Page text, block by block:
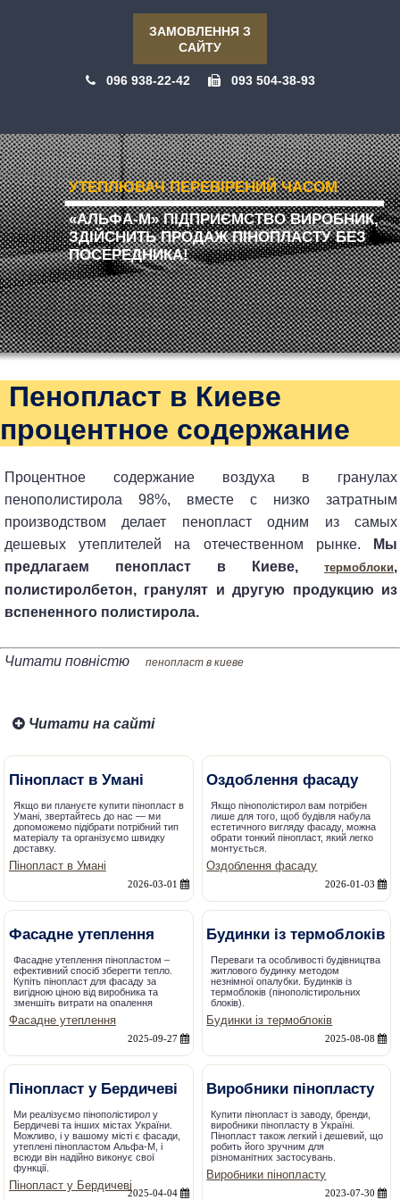
ЗАМОВЛЕННЯ З
САЙТУ
096 938-22-42 093 504-38-93
УТЕПЛЮВАЧ ПЕРЕВІРЕНИЙ ЧАСОМ
«АЛЬФА-М» ПІДПРИЄМСТВО ВИРОБНИК,
ЗДІЙСНИТЬ ПРОДАЖ ПІНОПЛАСТУ БЕЗ
ПОСЕРЕДНИКА!
Пенопласт в Киеве
процентное содержание
Процентное содержание воздуха в гранулах
пенополистирола 98%, вместе с низко затратным
производством делает пенопласт одним из самых
дешевых утеплителей на отечественном рынке.
Мы
предлагаем пенопласт в Киеве, термоблоки,
полистиролбетон, гранулят и другую продукцию из
вспененного полистирола.
Читати повністю пенопласт в киеве
Читати на сайті
Пінопласт в Умані
Якщо ви плануєте купити пінопласт в
Умані, звертайтесь до нас — ми
допоможемо підібрати потрібний тип
матеріалу та організуємо швидку
доставку.
Пінопласт в Умані
2026-03-01
Оздоблення фасаду
Якщо пінополістирол вам потрібен
лише для того, щоб будівля набула
естетичного вигляду фасаду, можна
обрати тонкий пінопласт, який легко
монтується.
Оздоблення фасаду
2026-01-03
Фасадне утеплення
Фасадне утеплення пінопластом –
ефективний спосіб зберегти тепло.
Купіть пінопласт для фасаду за
вигідною ціною від виробника та
зменшіть витрати на опалення
Фасадне утеплення
2025-09-27
Будинки із термоблоків
Переваги та особливості будівництва
житлового будинку методом
незнімної опалубки. Будинків із
термоблоків (пінополістирольних
блоків).
Будинки із термоблоків
2025-08-08
Пінопласт у Бердичеві
Ми реалізуємо пінополістирол у
Бердичеві та інших містах України.
Можливо, і у вашому місті є фасади,
утеплені пінопластом Альфа-М, і
всюди він надійно виконує свої
функції.
Пінопласт у Бердичеві
2025-04-04
Виробники пінопласту
Купити пінопласт із заводу, бренди,
виробники пінопласту в Україні.
Пінопласт також легкий і дешевий, що
робить його зручним для
різноманітних застосувань.
Виробники пінопласту
2023-07-30